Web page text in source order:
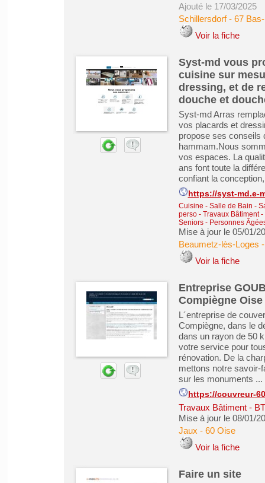
Ajouté le 17/03/2025
Schillersdorf- 67
Voir la fiche
Syst-md vous
cuisine sur
dressing, et de
douche et
Syst-md Arras
vos placards et
propose ses conseils
hammam.Nous
vos espaces. La
ans font toute la
confiant la
https://syst-md.e-
Cuisine - Salle de Bain -
perso- Travaux Bâtiment
Seniors - Personnes
Mise à jour le 05/01/
Beaumetz-lès-Loges
Voir la fiche
Entreprise
Compiègne
L´entreprise de
Compiègne, dans le
dans un rayon de 50
votre service pour
rénovation. De la
mettons notre
sur les monuments ...
https://couvreur-
Travaux Bâtiment -
Mise à jour le 08/01/
Jaux - 60 Oise
Voir la fiche
Faire un site